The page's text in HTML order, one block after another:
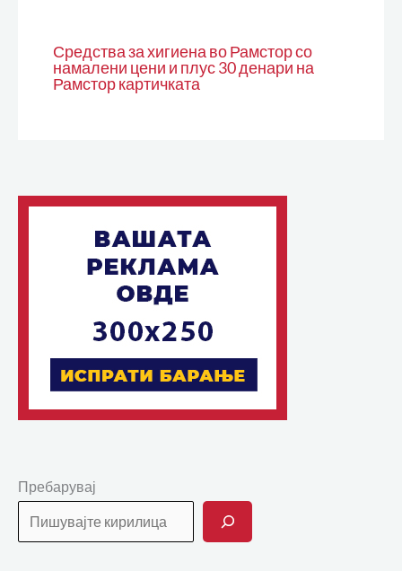
Средства за хигиена во Рамстор со
намалени цени и плус 30 денари на
Рамстор картичката
Пребарувај